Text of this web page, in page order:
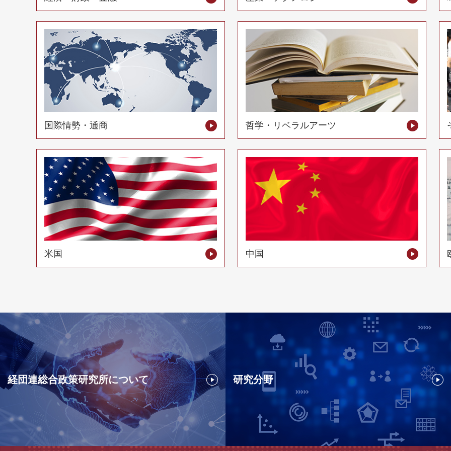
国際情勢・通商 哲学・リベラルアーツ
米国 中国
経団連総合政策研究所について 研究分野